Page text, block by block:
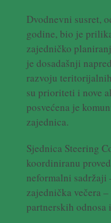
Dvodnevni susret,
godine, bio je
zajedničko
je dosadašnji
razvoju
su prioriteti i nove
posvećena je
zajednica.
Sjednica Steering
koordiniranu
neformalni sadržaji
zajednička večera
partnerskih odnosa